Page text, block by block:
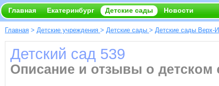
Главная Екатеринбург Детские сады Новости
Главная > Детские учреждения > Детские сады > Детские сады Верх-
Детский сад 539
Описание и отзывы о детском